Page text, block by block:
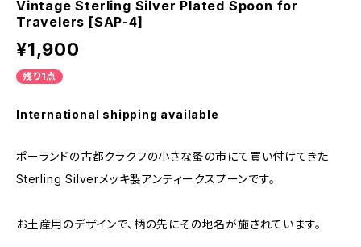
Vintage Sterling Silver Plated Spoon for
Travelers [SAP-4]
¥1,900
残り1点
International shipping available
ポーランドの古都クラクフの小さな蚤の市にて買い付けてきた
Sterling Silverメッキ製アンティークスプーンです。
お土産用のデザインで、柄の先にその地名が施されています。